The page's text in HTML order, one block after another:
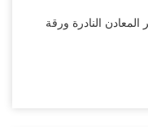
المعادن النادرة ورقة